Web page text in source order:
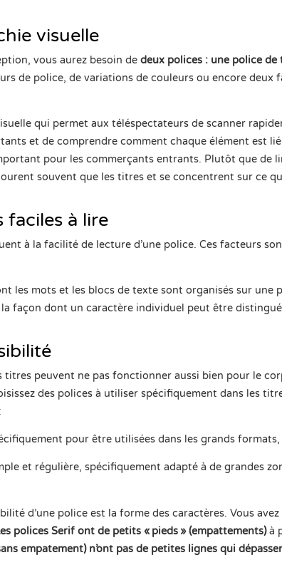
visuelle
vous aurez besoin de deux polices : une police
de police, de variations de couleurs ou encore deux
qui permet aux téléspectateurs de scanner
et de comprendre comment chaque élément est
pour les commerçants entrants. Plutôt que de
souvent que les titres et se concentrent sur ce
faciles à lire
à la facilité de lecture d’une police. Ces facteurs
les mots et les blocs de texte sont organisés sur une
façon dont un caractère individuel peut être distingué
titres peuvent ne pas fonctionner aussi bien pour le
des polices à utiliser spécifiquement dans les
pour être utilisées dans les grands
et régulière, spécifiquement adapté à de grandes
d’une police est la forme des caractères. Vous
polices Serif ont de petits « pieds » (empattements)à
empatement) n’ont pas de petites lignes qui